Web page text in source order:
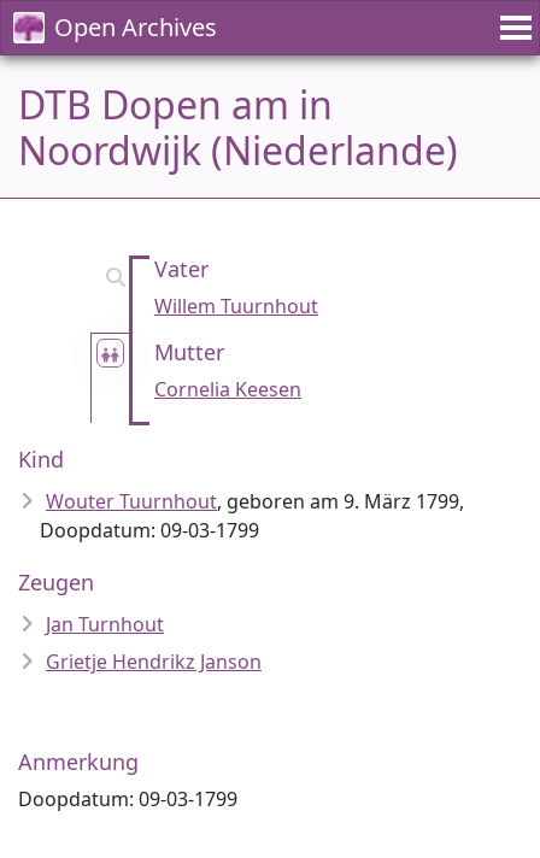
Open Archives
DTB Dopen am in
Noordwijk (Niederlande)
Vater
Willem Tuurnhout
Mutter
Cornelia Keesen
Kind
Wouter Tuurnhout, geboren am 9. März 1799,
Doopdatum: 09-03-1799
Zeugen
Jan Turnhout
Grietje Hendrikz Janson
Anmerkung
Doopdatum: 09-03-1799